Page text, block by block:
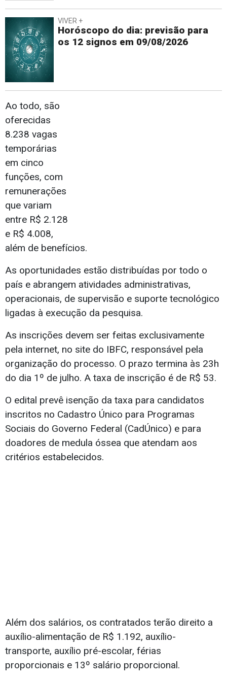
VIVER +
Horóscopo do dia: previsão para
os 12 signos em 09/08/2026
Ao todo, são
oferecidas
8.238 vagas
temporárias
em cinco
funções, com
remunerações
que variam
entre R$ 2.128
e R$ 4.008,
além de benefícios.
As oportunidades estão distribuídas por todo o
país e abrangem atividades administrativas,
operacionais, de supervisão e suporte tecnológico
ligadas à execução da pesquisa.
As inscrições devem ser feitas exclusivamente
pela internet, no site do IBFC, responsável pela
organização do processo. O prazo termina às 23h
do dia 1º de julho. A taxa de inscrição é de R$ 53.
O edital prevê isenção da taxa para candidatos
inscritos no Cadastro Único para Programas
Sociais do Governo Federal (CadÚnico) e para
doadores de medula óssea que atendam aos
critérios estabelecidos.
Além dos salários, os contratados terão direito a
auxílio-alimentação de R$ 1.192, auxílio-
transporte, auxílio pré-escolar, férias
proporcionais e 13º salário proporcional.